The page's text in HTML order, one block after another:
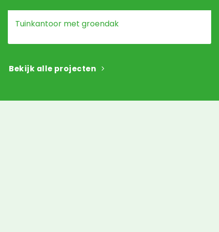
Tuinkantoor met groendak
Bekijk alle projecten